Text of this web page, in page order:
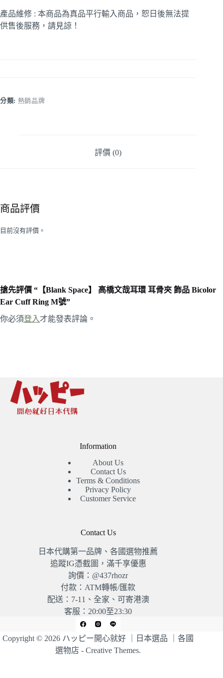
產品維修 : 本商品為真品平行輸入商品，恕日後無法提
供售後服務，請見諒！
分類: 熱銷品牌
評價 (0)
商品評價
目前沒有評價。
搶先評價 “【Blank Space】 高橋文哉耳環 耳骨夾 飾品 Bicolor
Ear Cuff Ring M號”
你必須登入才能發表評論。
Information
About Us
Contact Us
Terms & Conditions
Privacy Policy
Customer Service
Contact Us
日本代購第一品牌、各國選物推薦
追蹤IG憑截圖，滿千享優惠
詢價：@437rhozr
付款：ATM轉帳/匯款
配送：7-11、全家、可寄港澳
客服：20:00至23:30
Copyright © 2026 ハッピー開心就好 ｜日本選品 ｜各國
選物店 -Creative Themes.